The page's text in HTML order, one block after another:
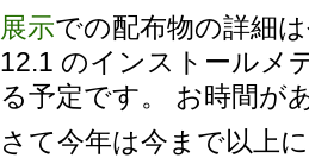
展示での配布物の詳細
12.1 のインストールメ
る予定です。 お時間が
さて今年は今まで以上